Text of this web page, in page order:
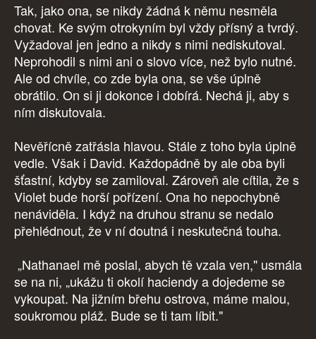
Tak, jako ona, se nikdy žádná k němu nesměla
chovat. Ke svým otrokyním byl vždy přísný a tvrdý.
Vyžadoval jen jedno a nikdy s nimi nediskutoval.
Neprohodil s nimi ani o slovo více, než bylo nutné.
Ale od chvíle, co zde byla ona, se vše úplně
obrátilo. On si ji dokonce i dobírá. Nechá ji, aby s
ním diskutovala.
Nevěřícně zatřásla hlavou. Stále z toho byla úplně
vedle. Však i David. Každopádně by ale oba byli
šťastní, kdyby se zamiloval. Zároveň ale cítila, že s
Violet bude horší pořízení. Ona ho nepochybně
nenáviděla. I když na druhou stranu se nedalo
přehlédnout, že v ní doutná i neskutečná touha.
„Nathanael mě poslal, abych tě vzala ven," usmála
se na ni, „ukážu ti okolí haciendy a dojedeme se
vykoupat. Na jižním břehu ostrova, máme malou,
soukromou pláž. Bude se ti tam líbit."